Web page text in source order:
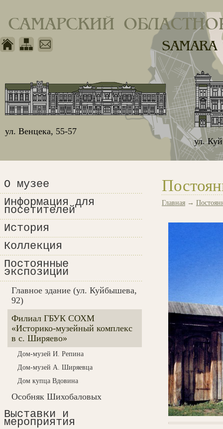
САМАРСКИЙ
ул.
ул. Венцека, 55-57
О музее
Информация для
посетителей
История
Коллекция
Постоянные
экспозиции
Главное здание (ул. Куйбышева,
92)
Филиал ГБУК СОХМ
«Историко-музейный комплекс
в с. Ширяево»
Дом-музей И. Репина
Дом-музей А. Ширяевца
Дом купца Вдовина
Особняк Шихобаловых
Выставки и
мероприятия
Главная →